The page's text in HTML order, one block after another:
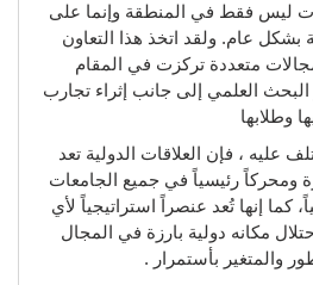
ليس فقط في المنطقة وإنما على
بشكل عام. ولقد اتخذ هذا التعاون
متعددة تركزت في المقام
البحث العلمي إلى جانب إثراء تجارب
وطلابها
عليه ، فإن العلاقات الدولية تعد
ومحركاً رئيسياً في جميع الجامعات
كما إنها تُعد عنصراً استراتيجياً لأي
مكانه دولية بارزة في المجال
والمتغير بأستمرار .